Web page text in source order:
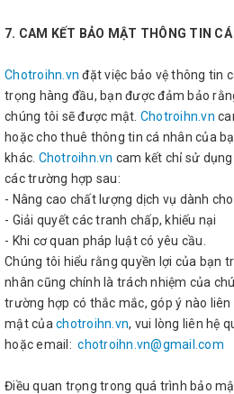
7. CAM KẾT BẢO MẬT THÔNG TIN
Chotroihn.vn đặt việc bảo vệ thông tin
trọng hàng đầu, bạn được đảm bảo
chúng tôi sẽ được mật. Chotroihn.vn
hoặc cho thuê thông tin cá nhân của
khác. Chotroihn.vn cam kết chỉ sử
các trường hợp sau:
- Nâng cao chất lượng dịch vụ dành
- Giải quyết các tranh chấp, khiếu nại
- Khi cơ quan pháp luật có yêu cầu.
Chúng tôi hiểu rằng quyền lợi của bạn
nhân cũng chính là trách nhiệm của
trường hợp có thắc mắc, góp ý nào
mật của chotroihn.vn, vui lòng liên hệ
hoặc email:chotroihn.vn@gmail.com
Điều quan trọng trong quá trình bảo